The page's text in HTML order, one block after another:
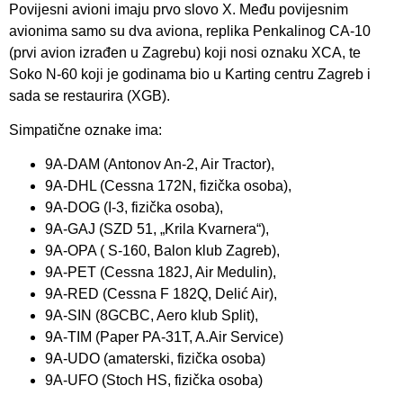
Povijesni avioni imaju prvo slovo X. Među povijesnim
avionima samo su dva aviona, replika Penkalinog CA-10
(prvi avion izrađen u Zagrebu) koji nosi oznaku XCA, te
Soko N-60 koji je godinama bio u Karting centru Zagreb i
sada se restaurira (XGB).
Simpatične oznake ima:
9A-DAM (Antonov An-2, Air Tractor),
9A-DHL (Cessna 172N, fizička osoba),
9A-DOG (I-3, fizička osoba),
9A-GAJ (SZD 51, „Krila Kvarnera“),
9A-OPA ( S-160, Balon klub Zagreb),
9A-PET (Cessna 182J, Air Medulin),
9A-RED (Cessna F 182Q, Delić Air),
9A-SIN (8GCBC, Aero klub Split),
9A-TIM (Paper PA-31T, A.Air Service)
9A-UDO (amaterski, fizička osoba)
9A-UFO (Stoch HS, fizička osoba)